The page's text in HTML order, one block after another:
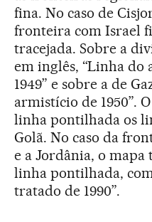
fina. No caso de
fronteira com Israel
tracejada. Sobre a
em inglês, “Linha do
1949” e sobre a de
armistício de 1950”.
linha pontilhada os
Golã. No caso da
e a Jordânia, o
linha pontilhada,
tratado de 1990”.